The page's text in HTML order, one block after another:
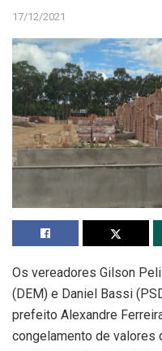
17/12/2021
Os vereadores Gilson
(DEM) e Daniel Bassi
prefeito Alexandre
congelamento de valores